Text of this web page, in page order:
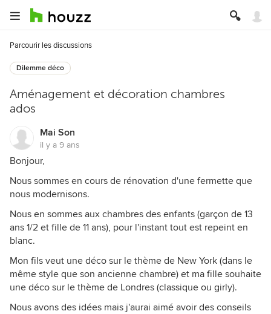
Parcourir les discussions
Dilemme déco
Aménagement et décoration chambres
ados
Mai Son
il y a 9 ans
Bonjour,
Nous sommes en cours de rénovation d'une fermette que
nous modernisons.
Nous en sommes aux chambres des enfants (garçon de 13
ans 1/2 et fille de 11 ans), pour l'instant tout est repeint en
blanc.
Mon fils veut une déco sur le thème de New York (dans le
même style que son ancienne chambre) et ma fille souhaite
une déco sur le thème de Londres (classique ou girly).
Nous avons des idées mais j'aurai aimé avoir des conseils